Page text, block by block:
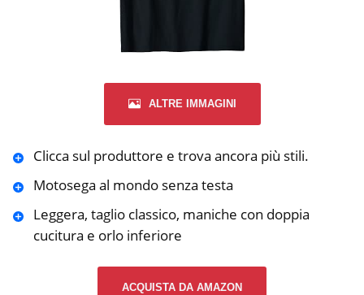
ALTRE IMMAGINI
Clicca sul produttore e trova ancora più stili.
Motosega al mondo senza testa
Leggera, taglio classico, maniche con doppia
cucitura e orlo inferiore
ACQUISTA DA AMAZON